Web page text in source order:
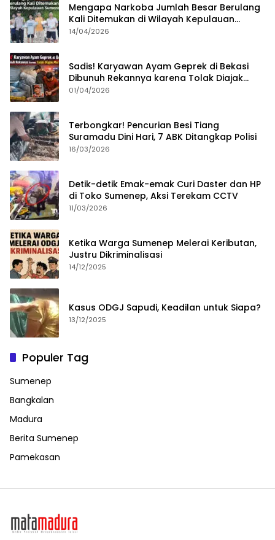
Mengapa Narkoba Jumlah Besar Berulang
Kali Ditemukan di Wilayah Kepulauan
Sumenep?
14/04/2026
Sadis! Karyawan Ayam Geprek di Bekasi
Dibunuh Rekannya karena Tolak Diajak
Merampok Majikan
01/04/2026
Terbongkar! Pencurian Besi Tiang
Suramadu Dini Hari, 7 ABK Ditangkap Polisi
16/03/2026
Detik-detik Emak-emak Curi Daster dan HP
di Toko Sumenep, Aksi Terekam CCTV
11/03/2026
Ketika Warga Sumenep Melerai Keributan,
Justru Dikriminalisasi
14/12/2025
Kasus ODGJ Sapudi, Keadilan untuk Siapa?
13/12/2025
Populer Tag
Sumenep
Bangkalan
Madura
Berita Sumenep
Pamekasan